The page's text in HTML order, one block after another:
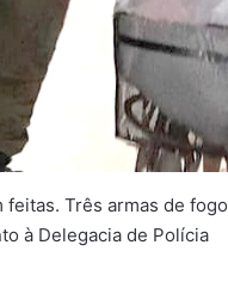
Três armas de fogo
à Delegacia de Polícia